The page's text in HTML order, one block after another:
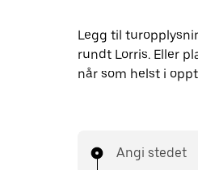
Legg til
rundt Lorris. Eller
når som helst i
Angi stedet